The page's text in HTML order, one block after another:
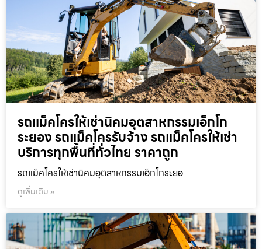
รถแม็คโครให้เช่านิคมอุตสาหกรรมเอ็กโก
ระยอง รถแม็คโครรับจ้าง รถแม็คโครให้เช่า
บริการทุกพื้นที่ทั่วไทย ราคาถูก
รถแม็คโครให้เช่านิคมอุตสาหกรรมเอ็กโกระยอ
ดูเพิ่มเติม »